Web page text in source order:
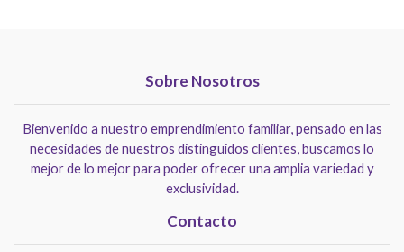
Sobre Nosotros
Bienvenido a nuestro emprendimiento familiar, pensado en las
necesidades de nuestros distinguidos clientes, buscamos lo
mejor de lo mejor para poder ofrecer una amplia variedad y
exclusividad.
Contacto